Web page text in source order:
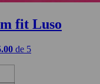
fit Luso
de 5